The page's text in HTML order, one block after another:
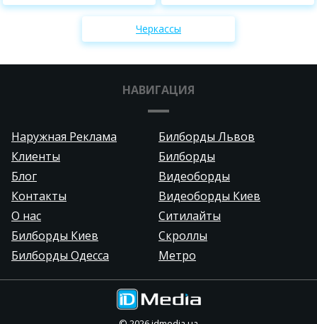
Черкассы
НАВИГАЦИЯ
Наружная Реклама
Билборды Львов
Клиенты
Билборды
Блог
Видеоборды
Контакты
Видеоборды Киев
О нас
Ситилайты
Билборды Киев
Скроллы
Билборды Одесса
Метро